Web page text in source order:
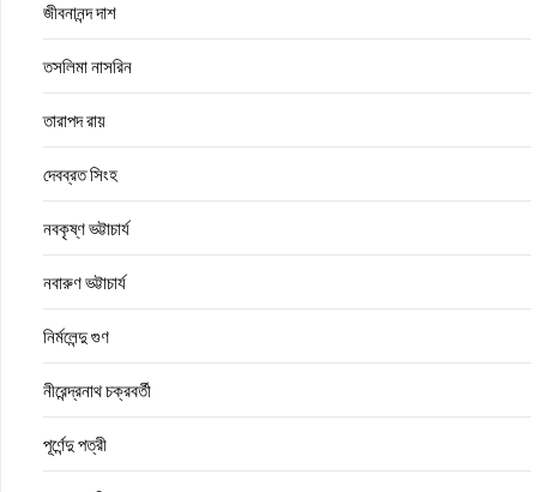
জীবনানন্দ দাশ
তসলিমা নাসরিন
তারাপদ রায়
দেবব্রত সিংহ
নবকৃষ্ণ ভট্টাচার্য
নবারুণ ভট্টাচার্য
নির্মলেন্দু গুণ
নীরেন্দ্রনাথ চক্রবর্তী
পূর্ণেন্দু পত্রী